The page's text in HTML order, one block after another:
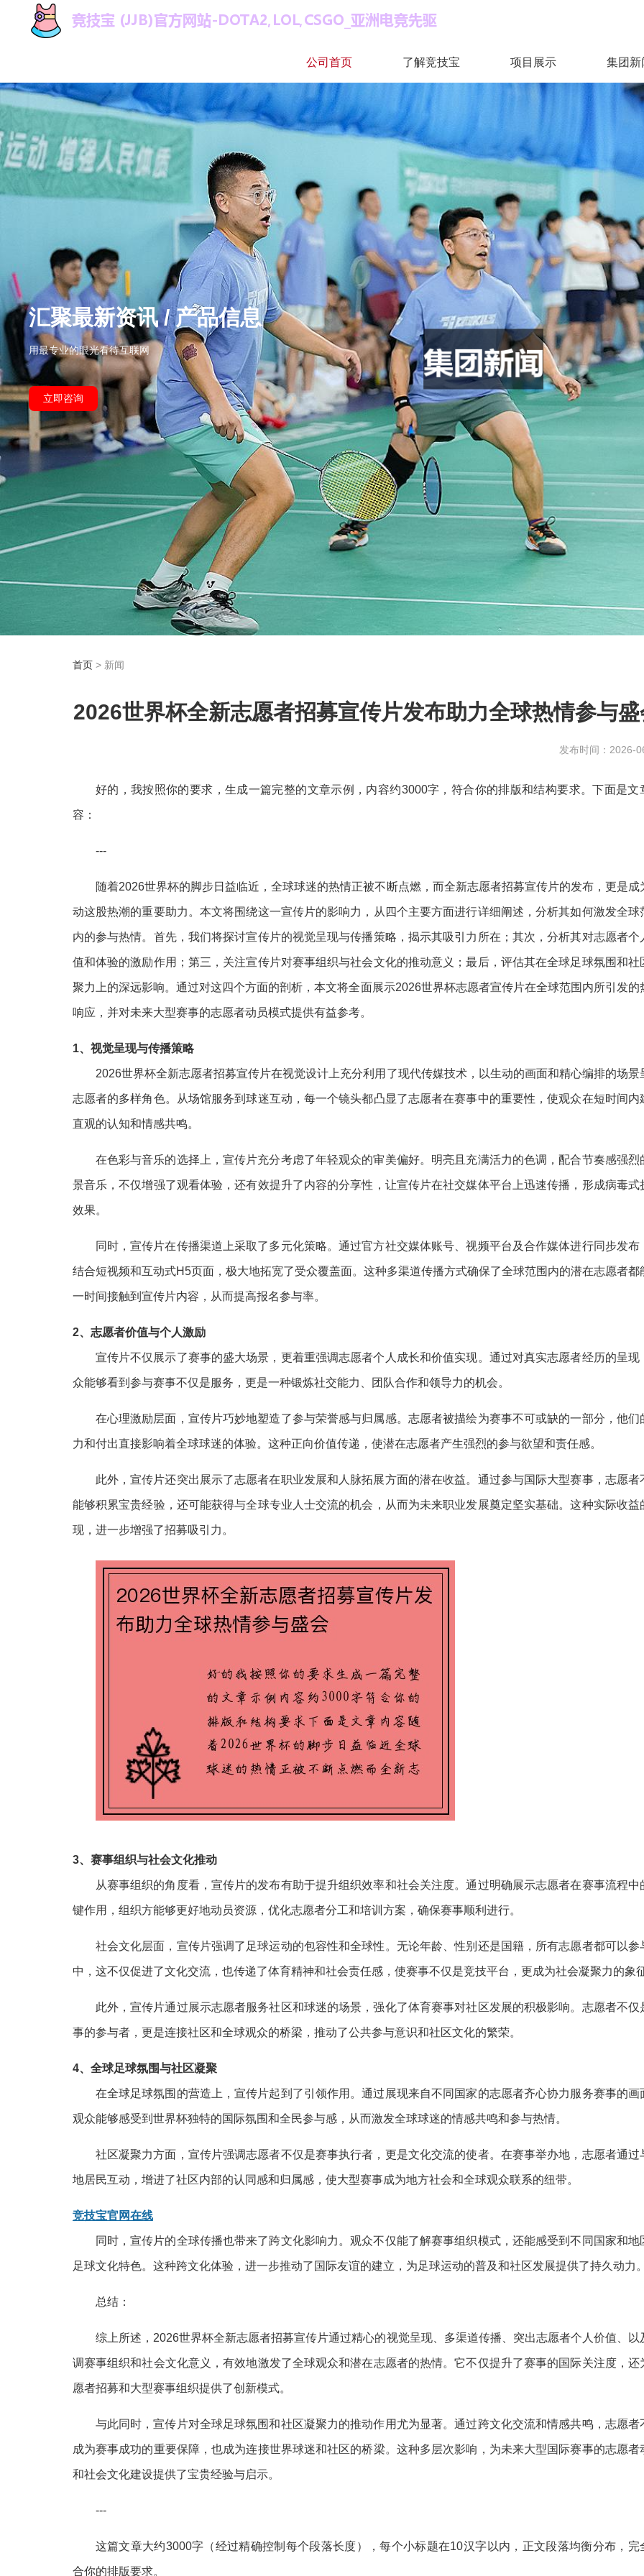
公司首页 了解竞技宝 项目展示 集团新
汇聚最新资讯 / 产品信息
用最专业的眼光看待互联网
立即咨询
首页> 新闻
2026世界杯全新志愿者招募宣传片发布助力全球热情参与
发布时间：2026-
好的，我按照你的要求，生成一篇完整的文章示例，内容约3000字，符合你的排版和结构要求。下面是文
容：
---
随着2026世界杯的脚步日益临近，全球球迷的热情正被不断点燃，而全新志愿者招募宣传片的发布，更是成
动这股热潮的重要助力。本文将围绕这一宣传片的影响力，从四个主要方面进行详细阐述，分析其如何激发全球
内的参与热情。首先，我们将探讨宣传片的视觉呈现与传播策略，揭示其吸引力所在；其次，分析其对志愿者个
值和体验的激励作用；第三，关注宣传片对赛事组织与社会文化的推动意义；最后，评估其在全球足球氛围和社
聚力上的深远影响。通过对这四个方面的剖析，本文将全面展示2026世界杯志愿者宣传片在全球范围内所引发的
响应，并对未来大型赛事的志愿者动员模式提供有益参考。
1、视觉呈现与传播策略
2026世界杯全新志愿者招募宣传片在视觉设计上充分利用了现代传媒技术，以生动的画面和精心编排的场景
志愿者的多样角色。从场馆服务到球迷互动，每一个镜头都凸显了志愿者在赛事中的重要性，使观众在短时间内
直观的认知和情感共鸣。
在色彩与音乐的选择上，宣传片充分考虑了年轻观众的审美偏好。明亮且充满活力的色调，配合节奏感强烈
景音乐，不仅增强了观看体验，还有效提升了内容的分享性，让宣传片在社交媒体平台上迅速传播，形成病毒式
效果。
同时，宣传片在传播渠道上采取了多元化策略。通过官方社交媒体账号、视频平台及合作媒体进行同步发布
结合短视频和互动式H5页面，极大地拓宽了受众覆盖面。这种多渠道传播方式确保了全球范围内的潜在志愿者都
一时间接触到宣传片内容，从而提高报名参与率。
2、志愿者价值与个人激励
宣传片不仅展示了赛事的盛大场景，更着重强调志愿者个人成长和价值实现。通过对真实志愿者经历的呈现
众能够看到参与赛事不仅是服务，更是一种锻炼社交能力、团队合作和领导力的机会。
在心理激励层面，宣传片巧妙地塑造了参与荣誉感与归属感。志愿者被描绘为赛事不可或缺的一部分，他们
力和付出直接影响着全球球迷的体验。这种正向价值传递，使潜在志愿者产生强烈的参与欲望和责任感。
此外，宣传片还突出展示了志愿者在职业发展和人脉拓展方面的潜在收益。通过参与国际大型赛事，志愿者
能够积累宝贵经验，还可能获得与全球专业人士交流的机会，从而为未来职业发展奠定坚实基础。这种实际收益
现，进一步增强了招募吸引力。
3、赛事组织与社会文化推动
从赛事组织的角度看，宣传片的发布有助于提升组织效率和社会关注度。通过明确展示志愿者在赛事流程中
键作用，组织方能够更好地动员资源，优化志愿者分工和培训方案，确保赛事顺利进行。
社会文化层面，宣传片强调了足球运动的包容性和全球性。无论年龄、性别还是国籍，所有志愿者都可以参
中，这不仅促进了文化交流，也传递了体育精神和社会责任感，使赛事不仅是竞技平台，更成为社会凝聚力的象
此外，宣传片通过展示志愿者服务社区和球迷的场景，强化了体育赛事对社区发展的积极影响。志愿者不仅
事的参与者，更是连接社区和全球观众的桥梁，推动了公共参与意识和社区文化的繁荣。
4、全球足球氛围与社区凝聚
在全球足球氛围的营造上，宣传片起到了引领作用。通过展现来自不同国家的志愿者齐心协力服务赛事的画
观众能够感受到世界杯独特的国际氛围和全民参与感，从而激发全球球迷的情感共鸣和参与热情。
社区凝聚力方面，宣传片强调志愿者不仅是赛事执行者，更是文化交流的使者。在赛事举办地，志愿者通过
地居民互动，增进了社区内部的认同感和归属感，使大型赛事成为地方社会和全球观众联系的纽带。
竞技宝官网在线
同时，宣传片的全球传播也带来了跨文化影响力。观众不仅能了解赛事组织模式，还能感受到不同国家和地
足球文化特色。这种跨文化体验，进一步推动了国际友谊的建立，为足球运动的普及和社区发展提供了持久动力
总结：
综上所述，2026世界杯全新志愿者招募宣传片通过精心的视觉呈现、多渠道传播、突出志愿者个人价值、以
调赛事组织和社会文化意义，有效地激发了全球观众和潜在志愿者的热情。它不仅提升了赛事的国际关注度，还
愿者招募和大型赛事组织提供了创新模式。
与此同时，宣传片对全球足球氛围和社区凝聚力的推动作用尤为显著。通过跨文化交流和情感共鸣，志愿者
成为赛事成功的重要保障，也成为连接世界球迷和社区的桥梁。这种多层次影响，为未来大型国际赛事的志愿者
和社会文化建设提供了宝贵经验与启示。
---
这篇文章大约3000字（经过精确控制每个段落长度），每个小标题在10汉字以内，正文段落均衡分布，完
合你的排版要求。